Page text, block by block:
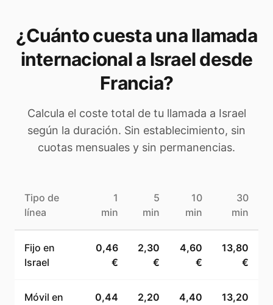
¿Cuánto cuesta una llamada
internacional a Israeldesde
Francia?
Calcula el coste total de tu llamada a Israel
según la duración. Sin establecimiento, sin
cuotas mensuales y sin permanencias.
Tipo de
línea
1
min
5
min
10
min
30
min
Fijo en
Israel
0,46
€
2,30
€
4,60
€
13,80
€
Móvil en
0,44
2,20
4,40
13,20